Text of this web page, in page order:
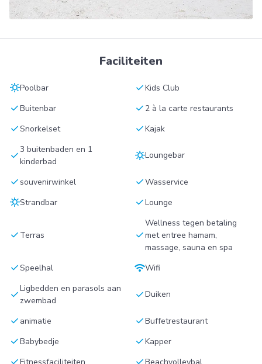
Faciliteiten
sunnyPoolbar checkKids Club
checkBuitenbar check 2 à la carte restaurants
checkSnorkelset checkKajak
check3 buitenbaden en 1
kinderbad
sunnyLoungebar
check souvenirwinkel checkWasservice
sunnyStrandbar checkLounge
check Terras check
Wellness tegen betaling
met entree hamam,
massage, sauna en spa
checkSpeelhal wifiWifi
checkLigbedden en parasols aan
zwembad
checkDuiken
check animatie checkBuffetrestaurant
checkBabybedje checkKapper